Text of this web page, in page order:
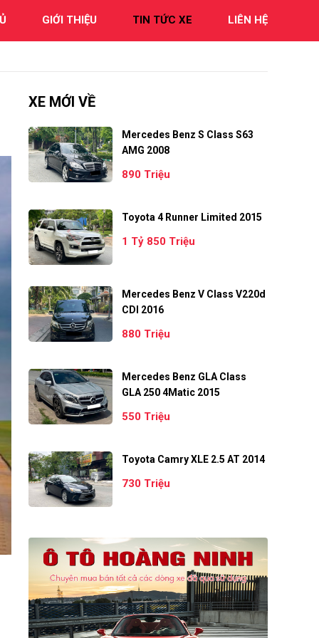
GIỚI THIỆU TIN TỨC XE LIÊN HỆ
XE MỚI VỀ
Mercedes Benz S Class S63
AMG 2008
890 Triệu
Toyota 4 Runner Limited 2015
1 Tỷ 850 Triệu
Mercedes Benz V Class V220d
CDI 2016
880 Triệu
Mercedes Benz GLA Class
GLA 250 4Matic 2015
550 Triệu
Toyota Camry XLE 2.5 AT 2014
730 Triệu